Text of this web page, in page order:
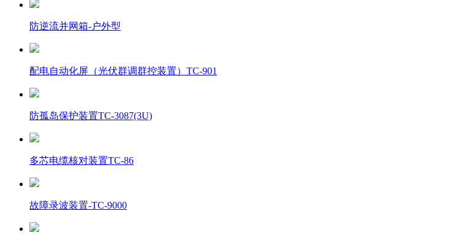
防逆流并网箱-户外型
配电自动化屏（光伏群调群控装置）TC-901
防孤岛保护装置TC-3087(3U)
多芯电缆核对装置TC-86
故障录波装置-TC-9000